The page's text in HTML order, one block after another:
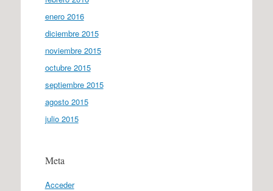
enero 2016
diciembre 2015
noviembre 2015
octubre 2015
septiembre 2015
agosto 2015
julio 2015
Meta
Acceder